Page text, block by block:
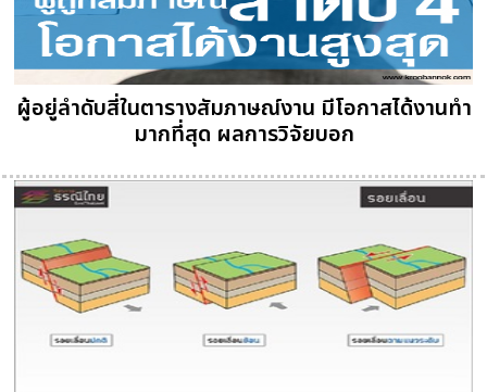
ผู้อยู่ลำดับสี่ในตารางสัมภาษณ์งาน มีโอกาสได้งานทำ
มากที่สุด ผลการวิจัยบอก